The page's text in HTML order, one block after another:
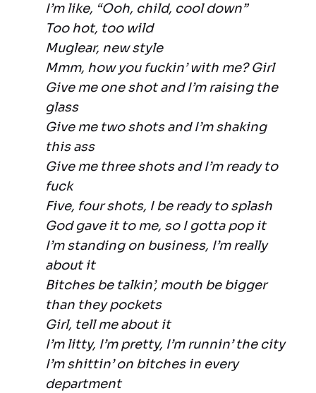
I’m like, “Ooh, child, cool down”
Too hot, too wild
Muglear, new style
Mmm, how you fuckin’ with me? Girl
Give me one shot and I’m raising the
glass
Give me two shots and I’m shaking
this ass
Give me three shots and I’m ready to
fuck
Five, four shots, I be ready to splash
God gave it to me, so I gotta pop it
I’m standing on business, I’m really
about it
Bitches be talkin’, mouth be bigger
than they pockets
Girl, tell me about it
I’m litty, I’m pretty, I’m runnin’ the city
I’m shittin’ on bitches in every
department